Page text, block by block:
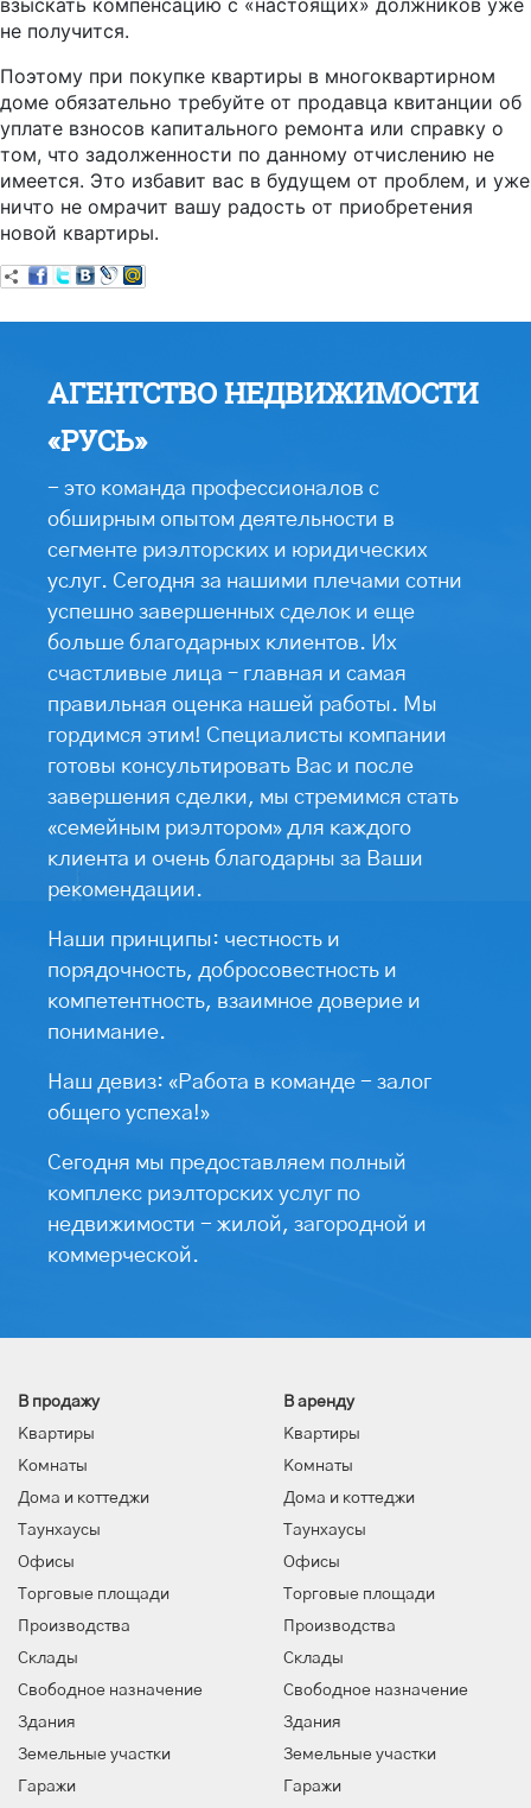
взыскать компенсацию с «настоящих» должников уже
не получится.
Поэтому при покупке квартиры в многоквартирном
доме обязательно требуйте от продавца квитанции об
уплате взносов капитального ремонта или справку о
том, что задолженности по данному отчислению не
имеется. Это избавит вас в будущем от проблем, и уже
ничто не омрачит вашу радость от приобретения
новой квартиры.
АГЕНТСТВО НЕДВИЖИМОСТИ
«РУСЬ»
- это команда профессионалов с
обширным опытом деятельности в
сегменте риэлторских и юридических
услуг. Сегодня за нашими плечами сотни
успешно завершенных сделок и еще
больше благодарных клиентов. Их
счастливые лица – главная и самая
правильная оценка нашей работы. Мы
гордимся этим! Специалисты компании
готовы консультировать Вас и после
завершения сделки, мы стремимся стать
«семейным риэлтором» для каждого
клиента и очень благодарны за Ваши
рекомендации.
Наши принципы: честность и
порядочность, добросовестность и
компетентность, взаимное доверие и
понимание.
Наш девиз: «Работа в команде - залог
общего успеха!»
Сегодня мы предоставляем полный
комплекс риэлторских услуг по
недвижимости - жилой, загородной и
коммерческой.
В продажу
Квартиры
Комнаты
Дома и коттеджи
Таунхаусы
Офисы
Торговые площади
Производства
Склады
Свободное назначение
Здания
Земельные участки
Гаражи
В аренду
Квартиры
Комнаты
Дома и коттеджи
Таунхаусы
Офисы
Торговые площади
Производства
Склады
Свободное назначение
Здания
Земельные участки
Гаражи